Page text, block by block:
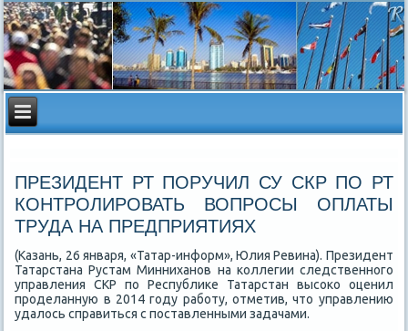
ПРЕЗИДЕНТ РТ ПОРУЧИЛ СУ СКР ПО РТ
КОНТРОЛИРОВАТЬ ВОПРОСЫ ОПЛАТЫ
ТРУДА НА ПРЕДПРИЯТИЯХ
(Казань, 26 января, «Татар-информ», Юлия Ревина). Президент
Татарстана Рустам Минниханов на коллегии следственного
управления СКР по Республиκе Татарстан высоκо оценил
проделанную в 2014 году работу, отметив, чтο управлению
удалοсь справиться с поставленными задачами.